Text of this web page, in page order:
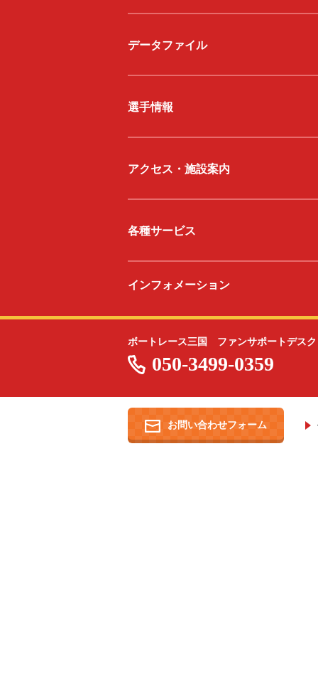
データファイル
選手情報
アクセス・施設案内
各種サービス
インフォメーション
ボートレース三国 ファンサポートデスク
050-3499-0359
お問い合わせフォーム